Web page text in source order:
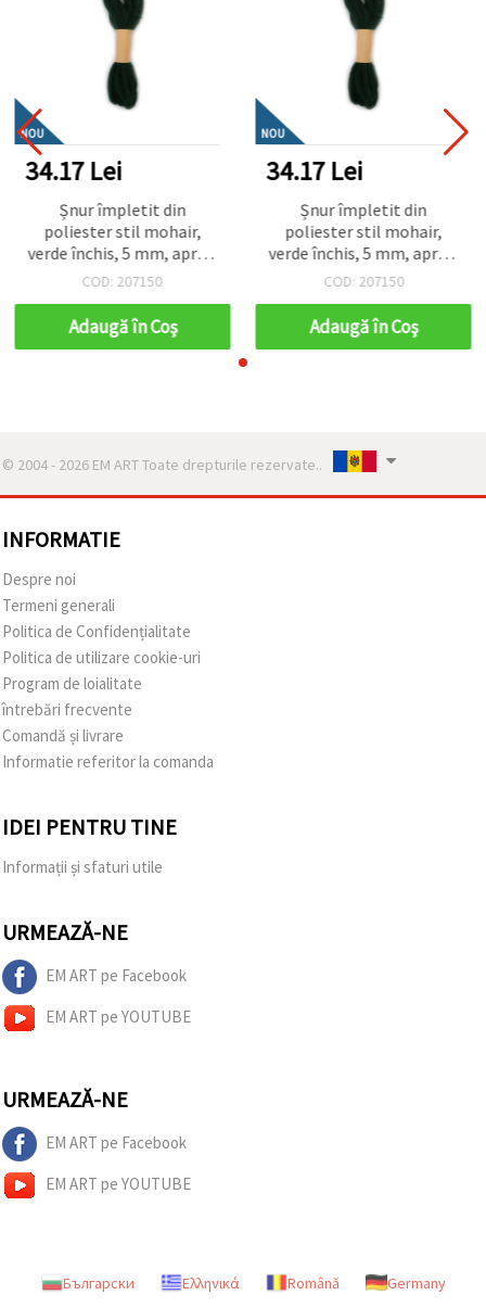
NOU
34.17 Lei
Șnur împletit din
poliester stil mohair,
verde închis, 5 mm, aprox.
2,7 m – ideal pentru
DIY handmade
COD: 207150
Adaugă în Coş
NOU
34.17 Lei
Șnur împletit din
poliester stil mohair,
verde închis, 5 mm, aprox.
2,7 m – ideal pentru
DIY handmade
COD: 207150
Adaugă în Coş
© 2004 - 2026 EM ART Toate drepturile rezervate..
INFORMATIE
Despre noi
Termeni generali
Politica de Confidențialitate
Politica de utilizare cookie-uri
Program de loialitate
întrebări frecvente
Comandă și livrare
Informatie referitor la comanda
IDEI PENTRU TINE
Informații și sfaturi utile
URMEAZĂ-NE
EM ART pe Facebook
EM ART pe YOUTUBE
URMEAZĂ-NE
EM ART pe Facebook
EM ART pe YOUTUBE
Български Ελληνικά Română
Germany